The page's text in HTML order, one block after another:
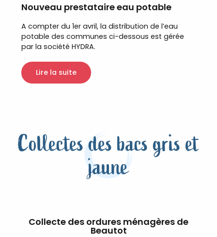
Nouveau prestataire eau potable
A compter du 1er avril, la distribution de l’eau
potable des communes ci-dessous est gérée
par la société HYDRA.
Lire la suite
Collectes des bacs gris et
jaune
Collecte des ordures ménagères de
Beautot